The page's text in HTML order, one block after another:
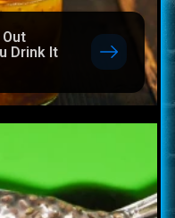
Drink It